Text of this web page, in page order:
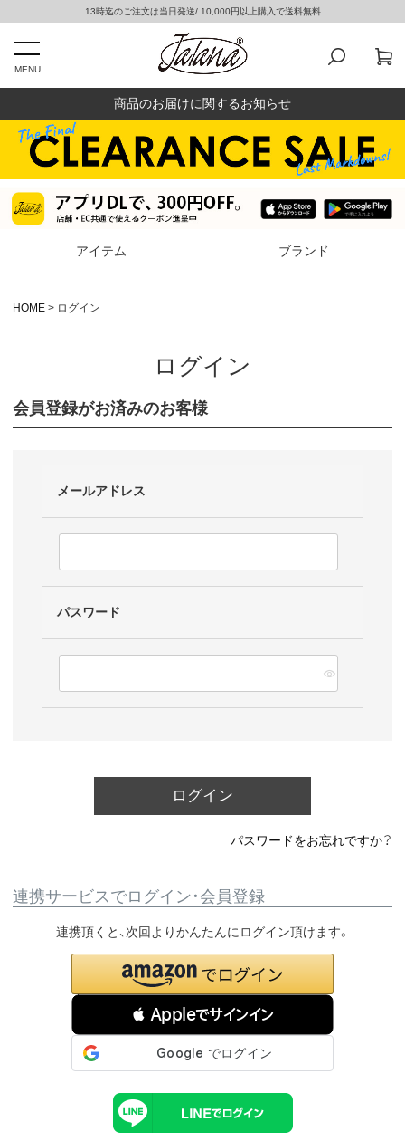
13時迄のご注文は当日発送/ 10,000円以上購入で送料無料
MENU
商品のお届けに関するお知らせ
アイテム ブランド
HOME ログイン
ログイン
会員登録がお済みのお客様
メールアドレス
パスワード
ログイン
パスワードをお忘れですか？
連携サービスでログイン・会員登録
 Appleでサインイン
連携頂くと、次回よりかんたんにログイン頂けます。